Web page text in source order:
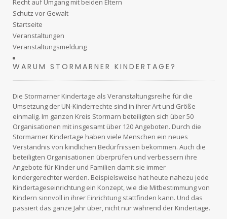
Recht auf Umgang mit beiden Eltern
Schutz vor Gewalt
Startseite
Veranstaltungen
Veranstaltungsmeldung
WARUM STORMARNER KINDERTAGE?
Die Stormarner Kindertage als Veranstaltungsreihe für die
Umsetzung der UN-Kinderrechte sind in ihrer Art und Größe
einmalig. Im ganzen Kreis Stormarn beteiligten sich über 50
Organisationen mit insgesamt über 120 Angeboten. Durch die
Stormarner Kindertage haben viele Menschen ein neues
Verständnis von kindlichen Bedürfnissen bekommen. Auch die
beteiligten Organisationen überprüfen und verbessern ihre
Angebote für Kinder und Familien damit sie immer
kindergerechter werden. Beispielsweise hat heute nahezu jede
Kindertageseinrichtung ein Konzept, wie die Mitbestimmung von
Kindern sinnvoll in ihrer Einrichtung stattfinden kann. Und das
passiert das ganze Jahr über, nicht nur während der Kindertage.